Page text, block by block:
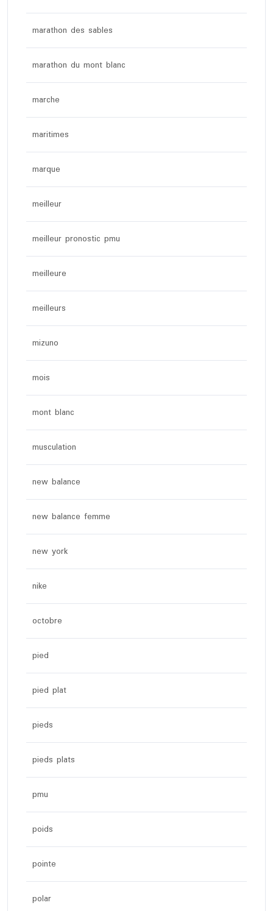
marathon des sables
marathon du mont blanc
marche
maritimes
marque
meilleur
meilleur pronostic pmu
meilleure
meilleurs
mizuno
mois
mont blanc
musculation
new balance
new balance femme
new york
nike
octobre
pied
pied plat
pieds
pieds plats
pmu
poids
pointe
polar